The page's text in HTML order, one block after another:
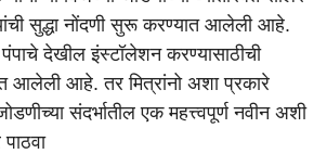
सुद्धा नोंदणी सुरू करण्यात आलेली आहे.
देखील इंस्टॉलेशन करण्यासाठीची
आलेली आहे. तर मित्रांनो अशा प्रकारे
संदर्भातील एक महत्त्वपूर्ण नवीन अशी
पाठवा